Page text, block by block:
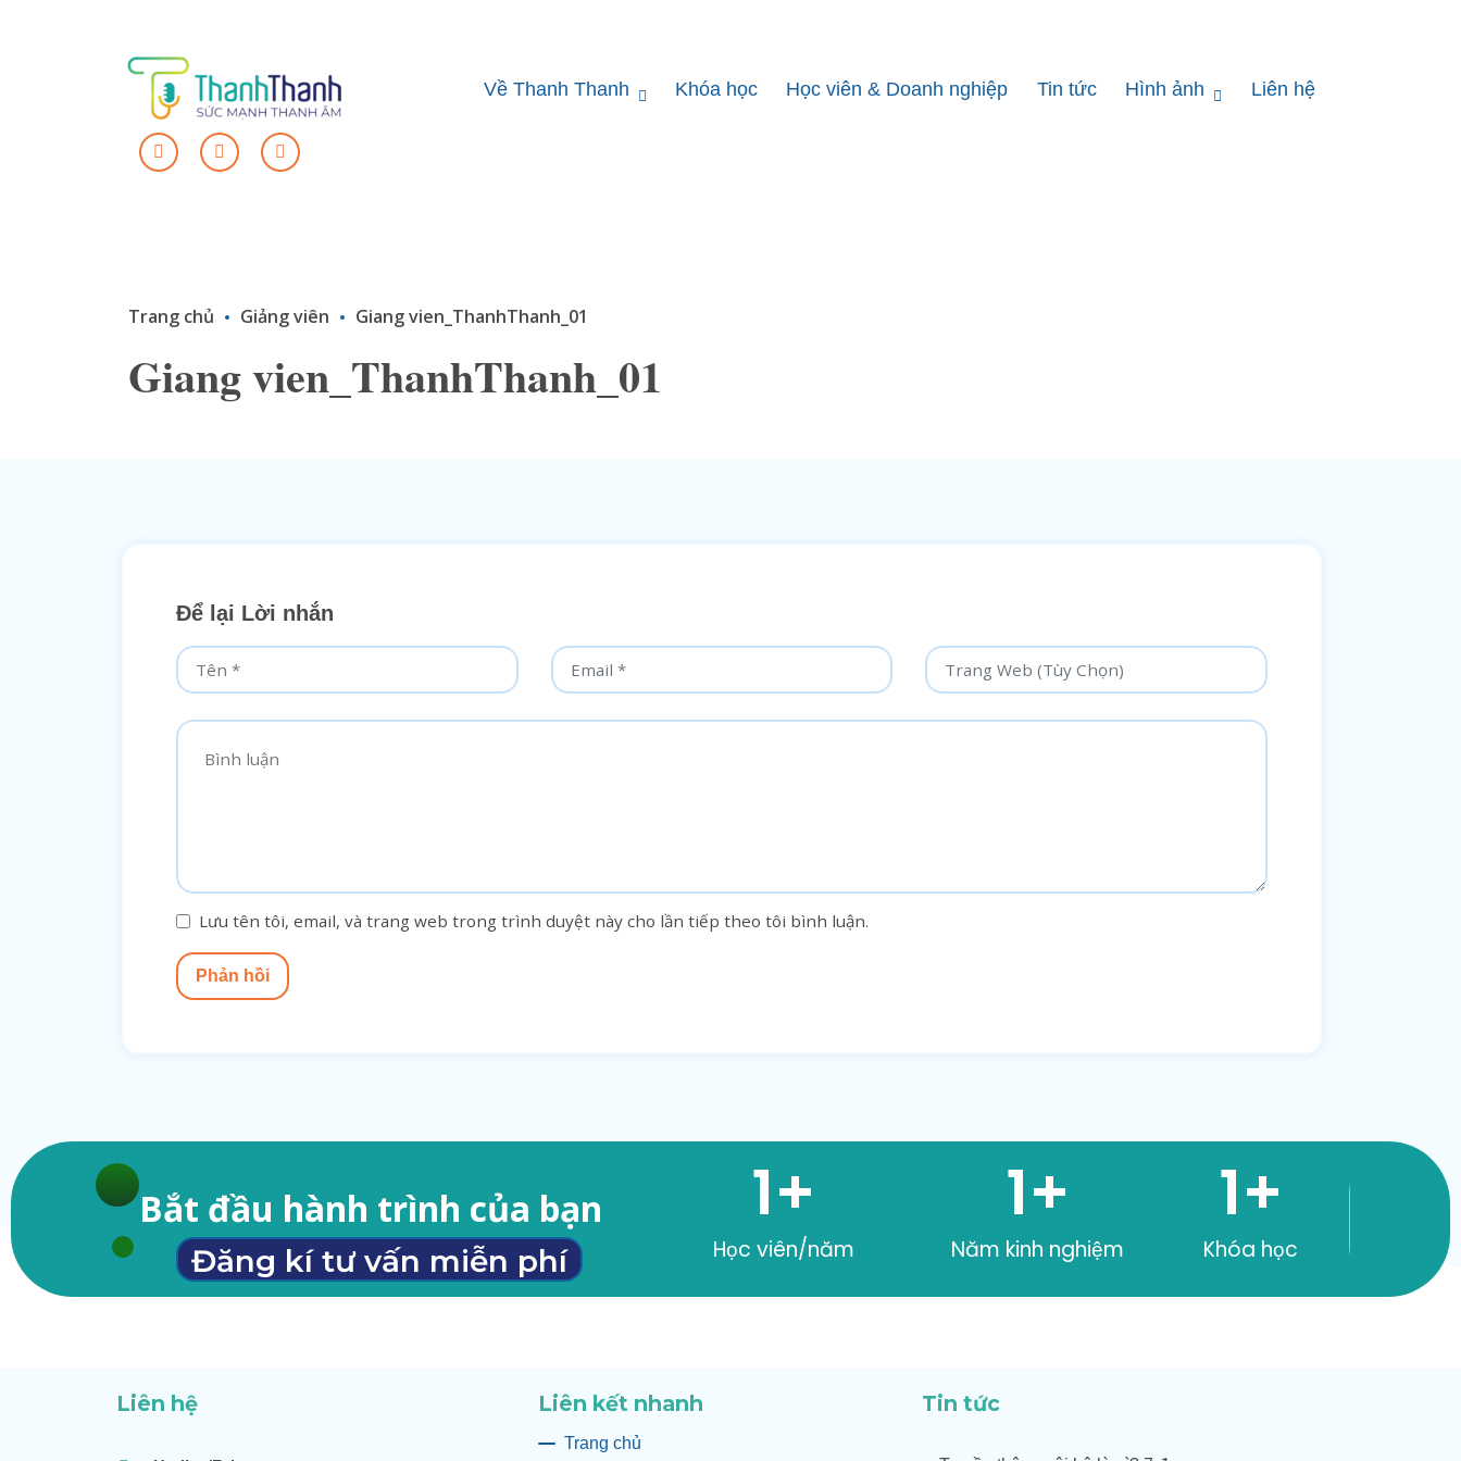
Về Thanh Thanh Khóa học Học viên & Doanh nghiệp Tin tức Hình ảnh Liên hệ
Trang chủ Giảng viên Giang vien_ThanhThanh_01
Giang vien_ThanhThanh_01
Để lại Lời nhắn
Lưu tên tôi, email, và trang web trong trình duyệt này cho lần tiếp theo tôi bình luận.
Phản hồi
Bắt đầu hành trình của bạn
Đăng kí tư vấn miễn phí
1+
Học viên/năm
1+
Năm kinh nghiệm
1+
Khóa học
Liên hệ Liên kết nhanh
Trang chủ
Tin tức